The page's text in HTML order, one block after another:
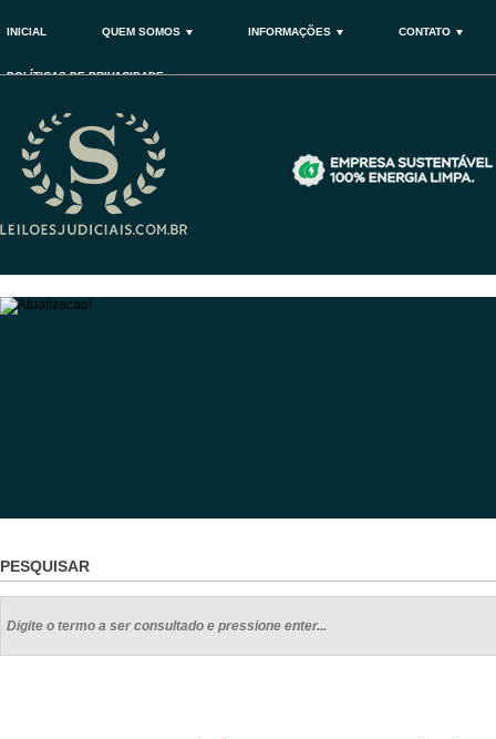
INICIAL QUEM SOMOS INFORMAÇÕES CONTATO
POLÍTICAS DE PRIVACIDADE
PESQUISAR